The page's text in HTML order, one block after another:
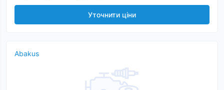
Уточнити ціни
Abakus